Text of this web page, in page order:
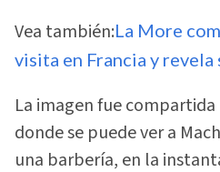
Vea también:La More
visita en Francia y revela
La imagen fue
donde se puede ver a
una barbería, en la